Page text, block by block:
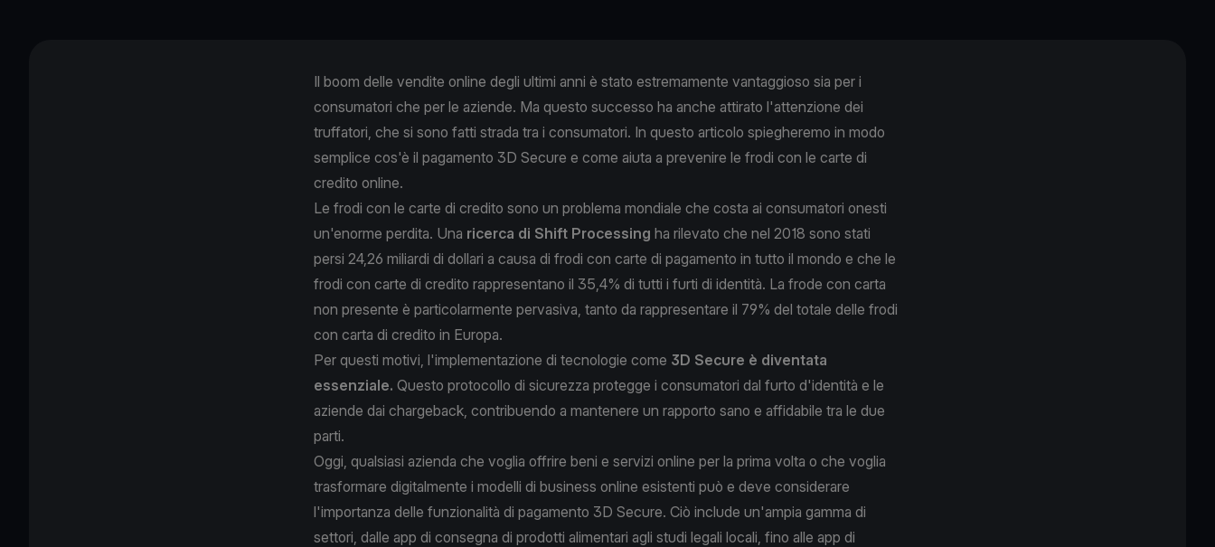
Il boom delle vendite online degli ultimi anni è stato estremamente vantaggioso sia per i
consumatori che per le aziende. Ma questo successo ha anche attirato l'attenzione dei
truffatori, che si sono fatti strada tra i consumatori. In questo articolo spiegheremo in modo
semplice cos'è il pagamento 3D Secure e come aiuta a prevenire le frodi con le carte di
credito online.
Le frodi con le carte di credito sono un problema mondiale che costa ai consumatori onesti
un'enorme perdita. Una ricerca di Shift Processing ha rilevato che nel 2018 sono stati
persi 24,26 miliardi di dollari a causa di frodi con carte di pagamento in tutto il mondo e che le
frodi con carte di credito rappresentano il 35,4% di tutti i furti di identità. La frode con carta
non presente è particolarmente pervasiva, tanto da rappresentare il 79% del totale delle frodi
con carta di credito in Europa.
Per questi motivi, l'implementazione di tecnologie come 3D Secure è diventata
essenziale. Questo protocollo di sicurezza protegge i consumatori dal furto d'identità e le
aziende dai chargeback, contribuendo a mantenere un rapporto sano e affidabile tra le due
parti.
Oggi, qualsiasi azienda che voglia offrire beni e servizi online per la prima volta o che voglia
trasformare digitalmente i modelli di business online esistenti può e deve considerare
l'importanza delle funzionalità di pagamento 3D Secure. Ciò include un'ampia gamma di
settori, dalle app di consegna di prodotti alimentari agli studi legali locali, fino alle app di